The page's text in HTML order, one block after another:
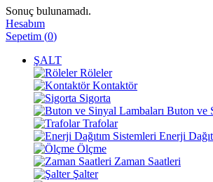
Sonuç bulunamadı.
Hesabım
Sepetim (0)
ŞALT
Röleler
Kontaktör
Sigorta
Buton ve
Trafolar
Enerji
Ölçme
Zaman Saatleri
Şalter